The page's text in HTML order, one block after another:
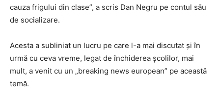
cauza frigului din clase”, a scris Dan Negru pe contul său
de socializare.
Acesta a subliniat un lucru pe care l-a mai discutat și în
urmă cu ceva vreme, legat de închiderea școlilor, mai
mult, a venit cu un „breaking news european” pe această
temă.